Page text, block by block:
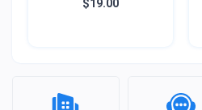
COVER Original
$19.00